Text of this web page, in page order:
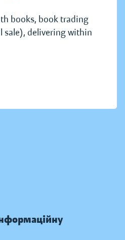
books, book trading
sale), delivering within